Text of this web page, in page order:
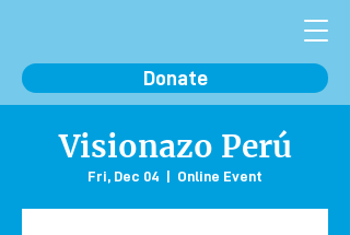
Donate
Visionazo Perú
Fri, Dec 04 Online Event